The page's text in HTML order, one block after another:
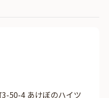
50-4 あけぼのハイツ